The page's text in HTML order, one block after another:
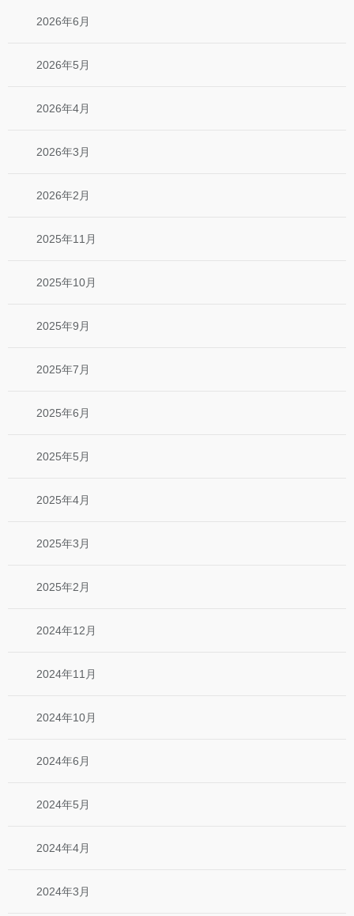
2026年6月
2026年5月
2026年4月
2026年3月
2026年2月
2025年11月
2025年10月
2025年9月
2025年7月
2025年6月
2025年5月
2025年4月
2025年3月
2025年2月
2024年12月
2024年11月
2024年10月
2024年6月
2024年5月
2024年4月
2024年3月